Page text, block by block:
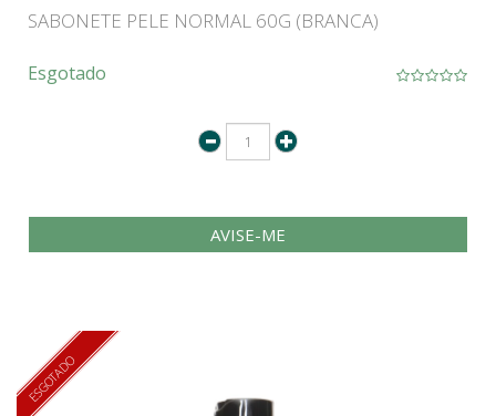
SABONETE PELE NORMAL 60G (BRANCA)
Esgotado
AVISE-ME
ESGOTADO